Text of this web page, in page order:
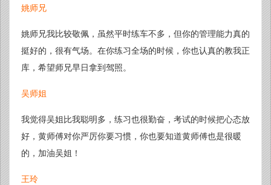
姚师兄
姚师兄我比较敬佩，虽然平时练车不多，但你的管理能力真的
挺好的，很有气场。在你练习全场的时候，你也认真的教我正
库，希望师兄早日拿到驾照。
吴师姐
我觉得吴姐比我聪明多，练习也很勤奋，考试的时候把心态放
好，黄师傅对你严厉你要习惯，你也要知道黄师傅也是很暖
的，加油吴姐！
王玲